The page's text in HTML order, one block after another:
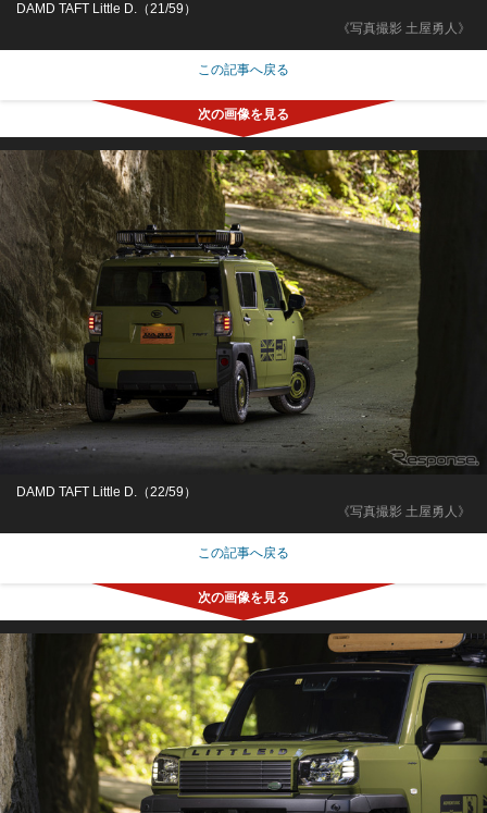
《写真撮影 土屋勇人》
DAMD TAFT Little D.（21/59）
この記事へ戻る
《写真撮影 土屋勇人》
DAMD TAFT Little D.（22/59）
この記事へ戻る